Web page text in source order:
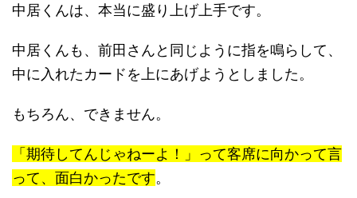
中居くんは、本当に盛り上げ上手です。
中居くんも、前田さんと同じように指を鳴らして、
中に入れたカードを上にあげようとしました。
もちろん、できません。
「期待してんじゃねーよ！」って客席に向かって言
って、面白かったです。